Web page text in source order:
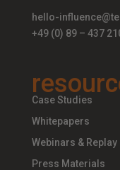
hello-
+49 (0) 89 – 437
Case Studies
Whitepapers
Webinars & Replay
Press Materials